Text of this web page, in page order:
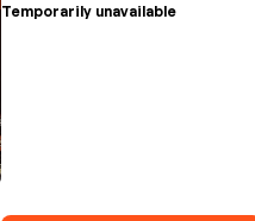
Temporarily unavailable